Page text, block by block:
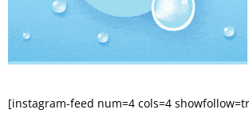
[instagram-feed num=4 cols=4